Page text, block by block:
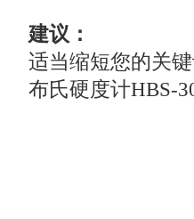
建议：
适当缩短您的关
布氏硬度计HBS-